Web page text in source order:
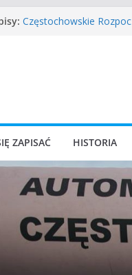
I Gliwicki Classic Sprint
Częstochowskie
45 Rajd
ZAPISAĆ HISTORIA